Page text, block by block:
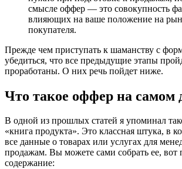
смысле оффер — это совокупность
влияющих на ваше положение на
покупателя.
Прежде чем приступать к шаманству с
убедиться, что все предыдущие этапы
проработаны. О них речь пойдет ниже.
Что такое оффер на самом
В одной из прошлых статей я упоминал
«книга продукта». Это классная штука, в
все данные о товарах или услугах для
продажам. Вы можете сами собрать ее, вот
содержание: